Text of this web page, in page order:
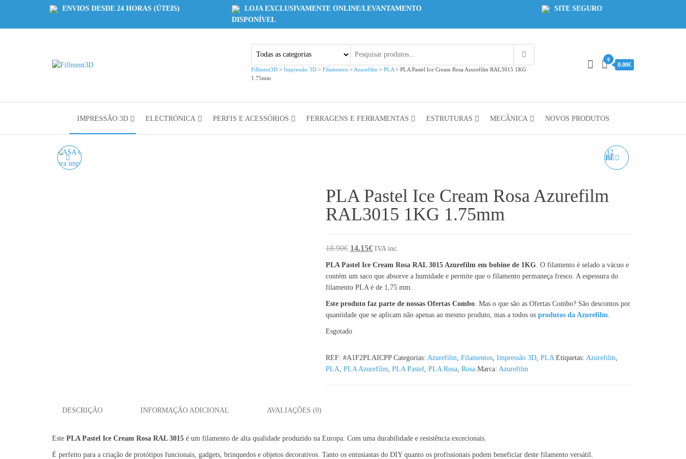
ENVIOS DESDE 24 HORAS (ÚTEIS)
LOJA EXCLUSIVAMENTE ONLINE/LEVANTAMENTO
DISPONÍVEL
SITE SEGURO
Fillment3D > Impressão 3D > Filamentos > Azurefilm > PLA > PLA Pastel Ice Cream Rosa Azurefilm RAL3015 1KG
1.75mm
0
0.00€
IMPRESSÃO 3D ELECTRÓNICA PERFIS E ACESSÓRIOS FERRAGENS E FERRAMENTAS ESTRUTURAS MECÂNICA NOVOS PRODUTOS
PLA PASTEL AZUL BEBÉ
PLA Pastel Ice Cream Rosa Azurefilm
RAL3015 1KG 1.75mm
18.90€ O preço original era: 18.90€.
14.15€O preço atual é: 14.15€.
IVA inc.
PLA Pastel Ice Cream Rosa RAL 3015 Azurefilm em bobine de 1KG. O filamento é selado a vácuo e
contém um saco que absorve a humidade e permite que o filamento permaneça fresco. A espessura do
filamento PLA é de 1,75 mm.
Este produto faz parte de nossas Ofertas Combo. Mas o que são as Ofertas Combo? São descontos por
quantidade que se aplicam não apenas ao mesmo produto, mas a todos os produtos da Azurefilm.
Esgotado
REF: #A1F2PLAICPP Categorias: Azurefilm, Filamentos, Impressão 3D, PLA Etiquetas: Azurefilm,
PLA, PLA Azurefilm, PLA Pastel, PLA Rosa, Rosa Marca: Azurefilm
DESCRIÇÃO INFORMAÇÃO ADICIONAL AVALIAÇÕES (0)
Este PLA Pastel Ice Cream Rosa RAL 3015 é um filamento de alta qualidade produzido na Europa. Com uma durabilidade e resistência excecionais.
É perfeito para a criação de protótipos funcionais, gadgets, brinquedos e objetos decorativos. Tanto os entusiastas do DIY quanto os profissionais podem beneficiar deste filamento versátil.